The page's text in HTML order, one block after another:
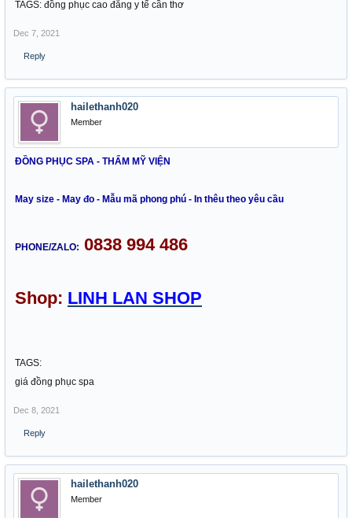
TAGS: đồng phục cao đẳng y tế cần thơ
Dec 7, 2021
Reply
hailethanh020
Member
ĐỒNG PHỤC SPA - THẨM MỸ VIỆN
May size - May đo - Mẫu mã phong phú - In thêu theo yêu cầu
PHONE/ZALO: 0838 994 486
Shop: LINH LAN SHOP
TAGS:
giá đồng phục spa
Dec 8, 2021
Reply
hailethanh020
Member